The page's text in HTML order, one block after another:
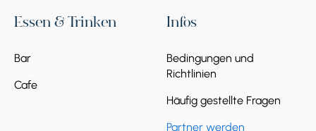
Essen & Trinken
Bar
Cafe
Infos
Bedingungen und
Richtlinien
Häufig gestellte Fragen
Partner werden